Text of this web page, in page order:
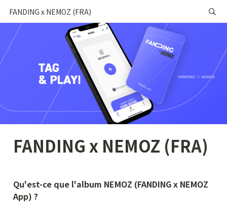
FANDING x NEMOZ (FRA)
FANDING x NEMOZ (FRA)
Qu'est-ce que l'album NEMOZ (FANDING x NEMOZ
App) ?